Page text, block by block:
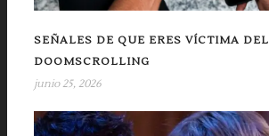
SEÑALES DE QUE ERES VÍCTIMA DEL
DOOMSCROLLING
junio 25, 2026